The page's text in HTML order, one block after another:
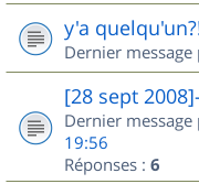
y'a
Dernier message
[28 sept
Dernier message
19:56
Réponses : 6